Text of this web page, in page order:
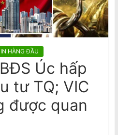
ngáp trong phiên tòa
Stroke Week: Mẹo đơn giản
nguy cơ bị đột quỵ
HÀNG ĐẦU
Úc hấp
tư TQ; VIC
được quan